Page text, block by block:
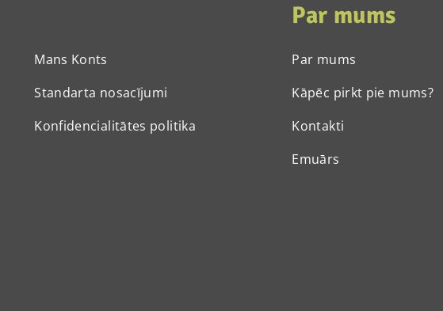
Mans Konts
Standarta nosacījumi
Konfidencialitātes politika
Par mums
Par mums
Kāpēc pirkt pie mums?
Kontakti
Emuārs